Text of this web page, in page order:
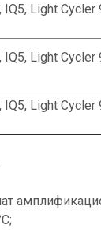
IQ5, Light
IQ5, Light
IQ5, Light